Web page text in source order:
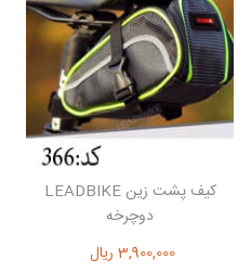
کیف پشت زین LEADBIKE
دوچرخه
3,900,000 ریال